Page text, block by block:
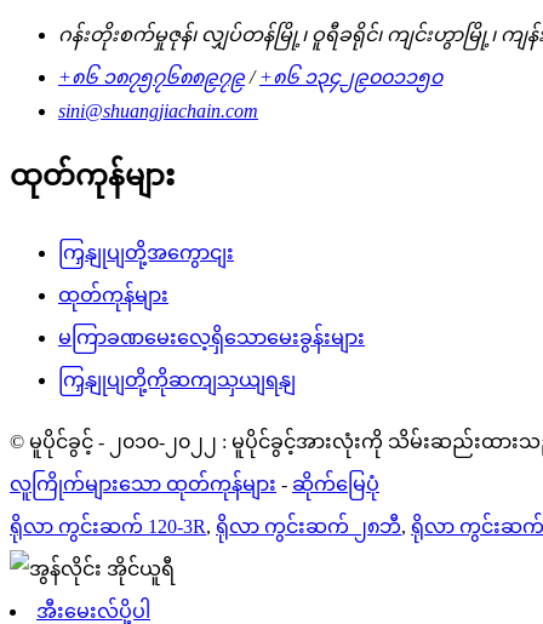
ဂန်းတိုးစက်မှုဇုန်၊ လျှပ်တန်မြို့၊ ဝူရီခရိုင်၊ ကျင်းဟွာမြို့၊
+၈၆ ၁၈၇၅၇၆၈၈၉၇၉ /+၈၆ ၁၃၄၂၉၀၀၁၁၅၀
sini@shuangjiachain.com
ထုတ်ကုန်များ
ကြှနျုပျတို့အကွောငျး
ထုတ်ကုန်များ
မကြာခဏမေးလေ့ရှိသောမေးခွန်းများ
ကြှနျုပျတို့ကိုဆကျသှယျရနျ
© မူပိုင်ခွင့် - ၂၀၁၀-၂၀၂၂ : မူပိုင်ခွင့်အားလုံးကို သိမ်းဆည်းထား
လူကြိုက်များသော ထုတ်ကုန်များ - ဆိုက်မြေပုံ
ရိုလာ ကွင်းဆက် 120-3R, ရိုလာ ကွင်းဆက် ၂၈ဘီ, ရိုလာ ကွင်းဆက်
အီးမေးလ်ပို့ပါ